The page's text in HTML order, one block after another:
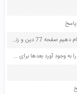
برای اینکه در امتحانات الهی موفق باشیم چه اقداماتی باید انجام دهیم صفحه 77 دین و زندگی دوازدهم
به نظر شما داد و ستد به صورت مبادله کالا به کالا چه مشکلاتی را به وجود آورد بعدها برای حل این مشکلات چه وسایلی اختراع شد صفحه 36 مطالعات اجتماعی چهارم